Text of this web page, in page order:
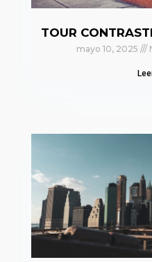
TOUR
mayo 10, 2025